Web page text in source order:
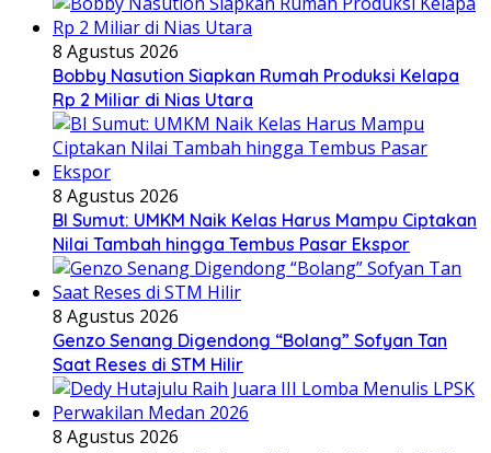
8 Agustus 2026
Bobby Nasution Siapkan Rumah Produksi Kelapa
Rp 2 Miliar di Nias Utara
8 Agustus 2026
BI Sumut: UMKM Naik Kelas Harus Mampu Ciptakan
Nilai Tambah hingga Tembus Pasar Ekspor
8 Agustus 2026
Genzo Senang Digendong “Bolang” Sofyan Tan
Saat Reses di STM Hilir
8 Agustus 2026